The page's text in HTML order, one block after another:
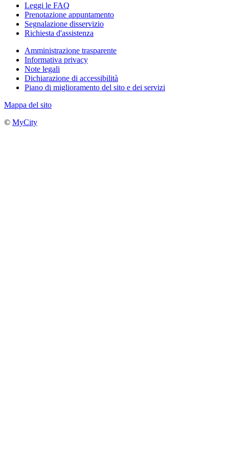
Leggi le FAQ
Prenotazione appuntamento
Segnalazione disservizio
Richiesta d'assistenza
Amministrazione trasparente
Informativa privacy
Note legali
Dichiarazione di accessibilità
Piano di miglioramento del sito e dei servizi
Mappa del sito
© MyCity